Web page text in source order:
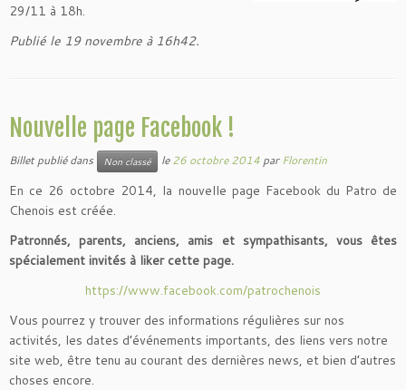
29/11 à 18h.
Publié le 19 novembre à 16h42.
Nouvelle page Facebook !
Billet publié dans Non classé le26 octobre 2014 parFlorentin
En ce 26 octobre 2014, la nouvelle page Facebook du Patro de
Chenois est créée.
Patronnés, parents, anciens, amis et sympathisants, vous êtes
spécialement invités à liker cette page.
https://www.facebook.com/patrochenois
Vous pourrez y trouver des informations régulières sur nos
activités, les dates d’événements importants, des liens vers notre
site web, être tenu au courant des dernières news, et bien d’autres
choses encore.